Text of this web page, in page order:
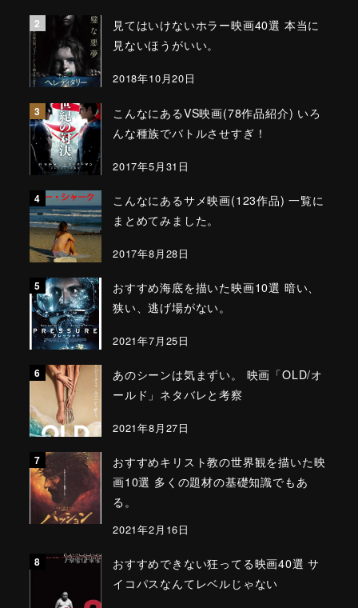
見てはいけないホラー映画40選 本当に
見ないほうがいい。
2018年10月20日
こんなにあるVS映画(78作品紹介) いろ
んな種族でバトルさせすぎ！
2017年5月31日
こんなにあるサメ映画(123作品) 一覧に
まとめてみました。
2017年8月28日
おすすめ海底を描いた映画10選 暗い、
狭い、逃げ場がない。
2021年7月25日
あのシーンは気まずい。 映画「OLD/オ
ールド」ネタバレと考察
2021年8月27日
おすすめキリスト教の世界観を描いた映
画10選 多くの題材の基礎知識でもあ
る。
2021年2月16日
おすすめできない狂ってる映画40選 サ
イコパスなんてレベルじゃない